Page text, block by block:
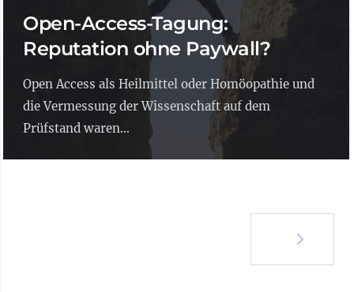
Open-Access-Tagung:
Reputation ohne Paywall?
Open Access als Heilmittel oder Homöopathie und
die Vermessung der Wissenschaft auf dem
Prüfstand waren...